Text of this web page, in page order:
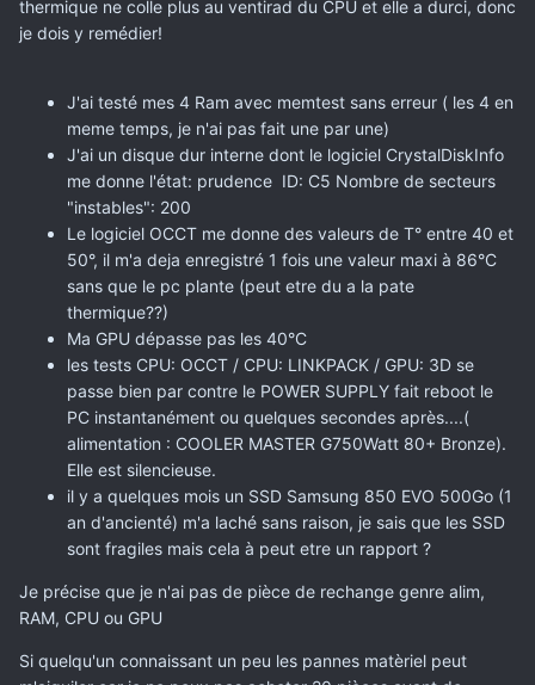
thermique ne colle plus au ventirad du CPU et elle a durci, donc
je dois y remédier!
J'ai testé mes 4 Ram avec memtest sans erreur ( les 4 en
meme temps, je n'ai pas fait une par une)
J'ai un disque dur interne dont le logiciel CrystalDiskInfo
me donne l'état: prudence ID: C5 Nombre de secteurs
"instables": 200
Le logiciel OCCT me donne des valeurs de T° entre 40 et
50°, il m'a deja enregistré 1 fois une valeur maxi à 86°C
sans que le pc plante (peut etre du a la pate
thermique??)
Ma GPU dépasse pas les 40°C
les tests CPU: OCCT / CPU: LINKPACK / GPU: 3D se
passe bien par contre le POWER SUPPLY fait reboot le
PC instantanément ou quelques secondes après....(
alimentation : COOLER MASTER G750Watt 80+ Bronze).
Elle est silencieuse.
il y a quelques mois un SSD Samsung 850 EVO 500Go (1
an d'ancienté) m'a laché sans raison, je sais que les SSD
sont fragiles mais cela à peut etre un rapport ?
Je précise que je n'ai pas de pièce de rechange genre alim,
RAM, CPU ou GPU
Si quelqu'un connaissant un peu les pannes matèriel peut